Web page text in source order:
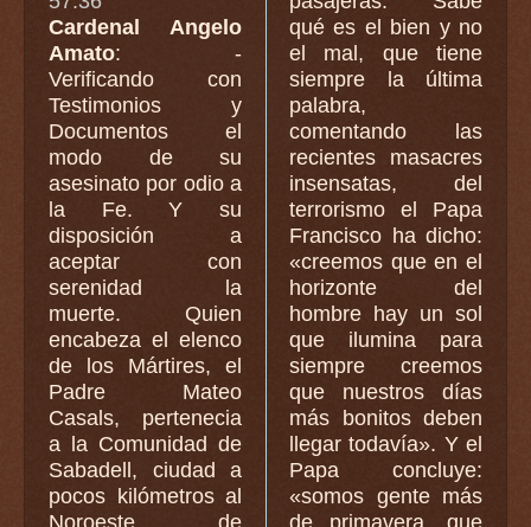
Cardenal Angelo
Amato: -
Verificando con
Testimonios y
Documentos el
modo de su
asesinato por odio a
la Fe. Y su
disposición a
aceptar con
serenidad la
muerte. Quien
encabeza el elenco
de los Mártires, el
Padre Mateo
Casals, pertenecia
a la Comunidad de
Sabadell, ciudad a
pocos kilómetros al
Noroeste de
qué es el bien y no
el mal, que tiene
siempre la última
palabra,
comentando las
recientes masacres
insensatas, del
terrorismo el Papa
Francisco ha dicho:
«creemos que en el
horizonte del
hombre hay un sol
que ilumina para
siempre creemos
que nuestros días
más bonitos deben
llegar todavía». Y el
Papa concluye:
«somos gente más
de primavera, que